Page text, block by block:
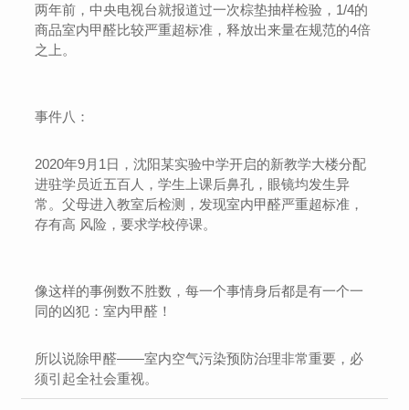
两年前，中央电视台就报道过一次棕垫抽样检验，1/4的
商品室内甲醛比较严重超标准，释放出来量在规范的4倍
之上。
事件八：
2020年9月1日，沈阳某实验中学开启的新教学大楼分配
进驻学员近五百人，学生上课后鼻孔，眼镜均发生异
常。父母进入教室后检测，发现室内甲醛严重超标准，
存有高 风险，要求学校停课。
像这样的事例数不胜数，每一个事情身后都是有一个一
同的凶犯：室内甲醛！
所以说除甲醛——室内空气污染预防治理非常重要，必
须引起全社会重视。